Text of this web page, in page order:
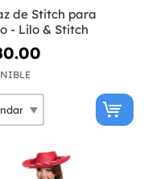
de Stitch para
- Lilo & Stitch